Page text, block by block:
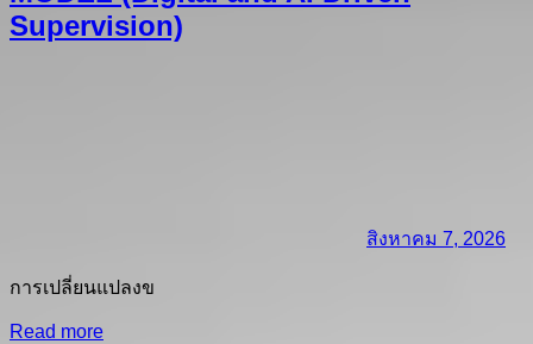
Supervision)
สิงหาคม 7, 2026
การเปลี่ยนแปลงข
Read more